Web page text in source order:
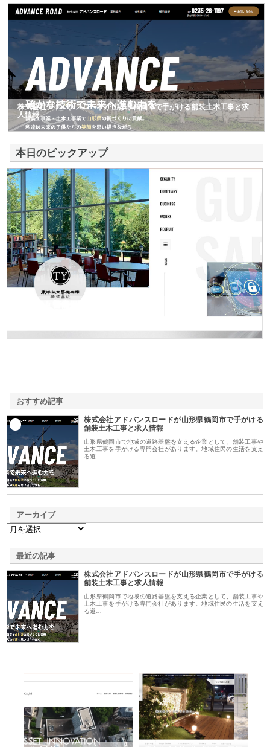
株式会社アドバンスロードが山形県鶴岡市で手がける舗装土木工事と求
人情報
本日のピックアップ
おすすめ記事
株式会社アドバンスロードが山形県鶴岡市で手がける
舗装土木工事と求人情報
山形県鶴岡市で地域の道路基盤を支える企業として、舗装工事や
土木工事を手がける専門会社があります。地域住民の生活を支え
る道…
アーカイブ
最近の記事
株式会社アドバンスロードが山形県鶴岡市で手がける
舗装土木工事と求人情報
山形県鶴岡市で地域の道路基盤を支える企業として、舗装工事や
土木工事を手がける専門会社があります。地域住民の生活を支え
る道…